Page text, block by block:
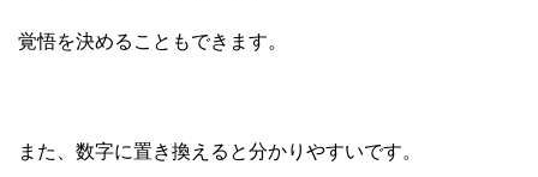
覚悟を決めることもできます。
また、数字に置き換えると分かりやすいです。